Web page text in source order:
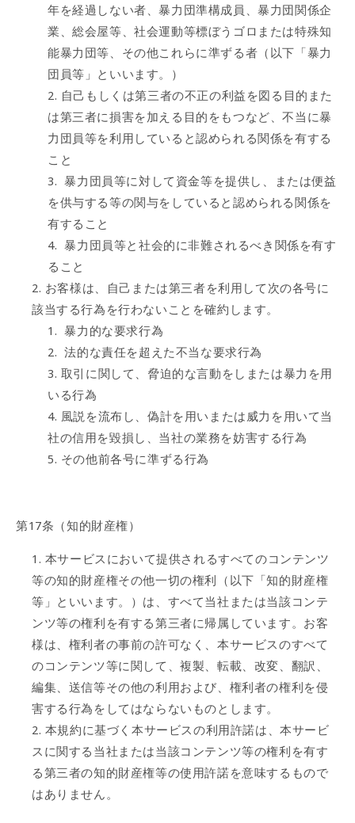
年を経過しない者、暴力団準構成員、暴力団関係企
業、総会屋等、社会運動等標ぼうゴロまたは特殊知
能暴力団等、その他これらに準ずる者（以下「暴力
団員等」といいます。）
自己もしくは第三者の不正の利益を図る目的また
は第三者に損害を加える目的をもつなど、不当に暴
力団員等を利用していると認められる関係を有する
こと
暴力団員等に対して資金等を提供し、または便益
を供与する等の関与をしていると認められる関係を
有すること
暴力団員等と社会的に非難されるべき関係を有す
ること
お客様は、自己または第三者を利用して次の各号に
該当する行為を行わないことを確約します。
暴力的な要求行為
法的な責任を超えた不当な要求行為
取引に関して、脅迫的な言動をしまたは暴力を用
いる行為
風説を流布し、偽計を用いまたは威力を用いて当
社の信用を毀損し、当社の業務を妨害する行為
その他前各号に準ずる行為
第17条（知的財産権）
本サービスにおいて提供されるすべてのコンテンツ
等の知的財産権その他一切の権利（以下「知的財産権
等」といいます。）は、すべて当社または当該コンテ
ンツ等の権利を有する第三者に帰属しています。お客
様は、権利者の事前の許可なく、本サービスのすべて
のコンテンツ等に関して、複製、転載、改変、翻訳、
編集、送信等その他の利用および、権利者の権利を侵
害する行為をしてはならないものとします。
本規約に基づく本サービスの利用許諾は、本サービ
スに関する当社または当該コンテンツ等の権利を有す
る第三者の知的財産権等の使用許諾を意味するもので
はありません。